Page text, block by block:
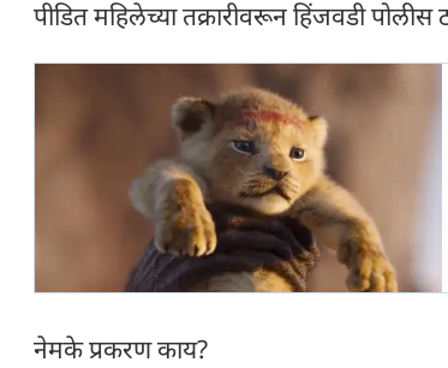
पीडित महिलेच्या तक्रारीवरून हिंजवडी
नेमके प्रकरण काय?